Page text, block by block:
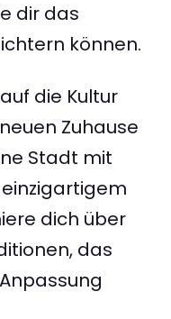
dir das
können.
die Kultur
Zuhause
Stadt mit
dich über
das